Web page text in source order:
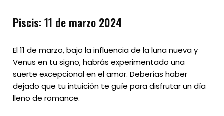
Piscis: 11 de marzo 2024
El 11 de marzo, bajo la influencia de la luna nueva y
Venus en tu signo, habrás experimentado una
suerte excepcional en el amor. Deberías haber
dejado que tu intuición te guíe para disfrutar un día
lleno de romance.